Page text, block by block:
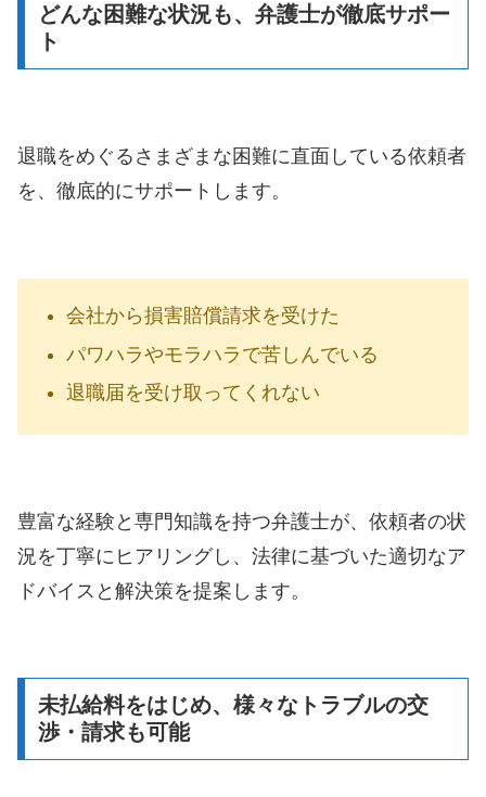
どんな困難な状況も、弁護士が徹底サポー
ト
退職をめぐるさまざまな困難に直面している依頼者
を、徹底的にサポートします。
会社から損害賠償請求を受けた
パワハラやモラハラで苦しんでいる
退職届を受け取ってくれない
豊富な経験と専門知識を持つ弁護士が、依頼者の状
況を丁寧にヒアリングし、法律に基づいた適切なア
ドバイスと解決策を提案します。
未払給料をはじめ、様々なトラブルの交
渉・請求も可能